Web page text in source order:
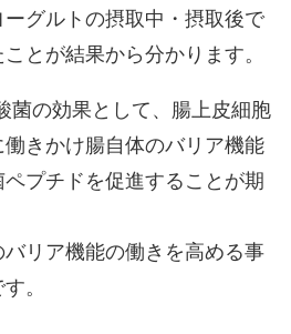
グルトの摂取中・摂取後で
とが結果から分かります。
菌の効果として、腸上皮細胞
働きかけ腸自体のバリア機能
プチドを促進することが期
リア機能の働きを高める事
。